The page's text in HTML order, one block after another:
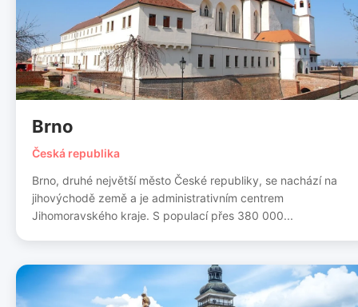
Brno
Česká republika
Brno, druhé největší město České republiky, se nachází na
jihovýchodě země a je administrativním centrem
Jihomoravského kraje. S populací přes 380 000...